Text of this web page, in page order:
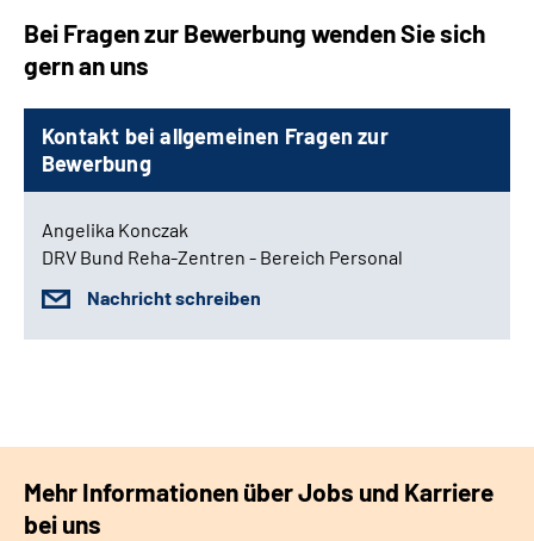
Bei Fragen zur Bewerbung wenden Sie sich
gern an uns
Kontakt bei allgemeinen Fragen zur
Bewerbung
Angelika Konczak
DRV Bund Reha-Zentren - Bereich Personal
Nachricht schreiben
Mehr Informationen über Jobs und Karriere
bei uns